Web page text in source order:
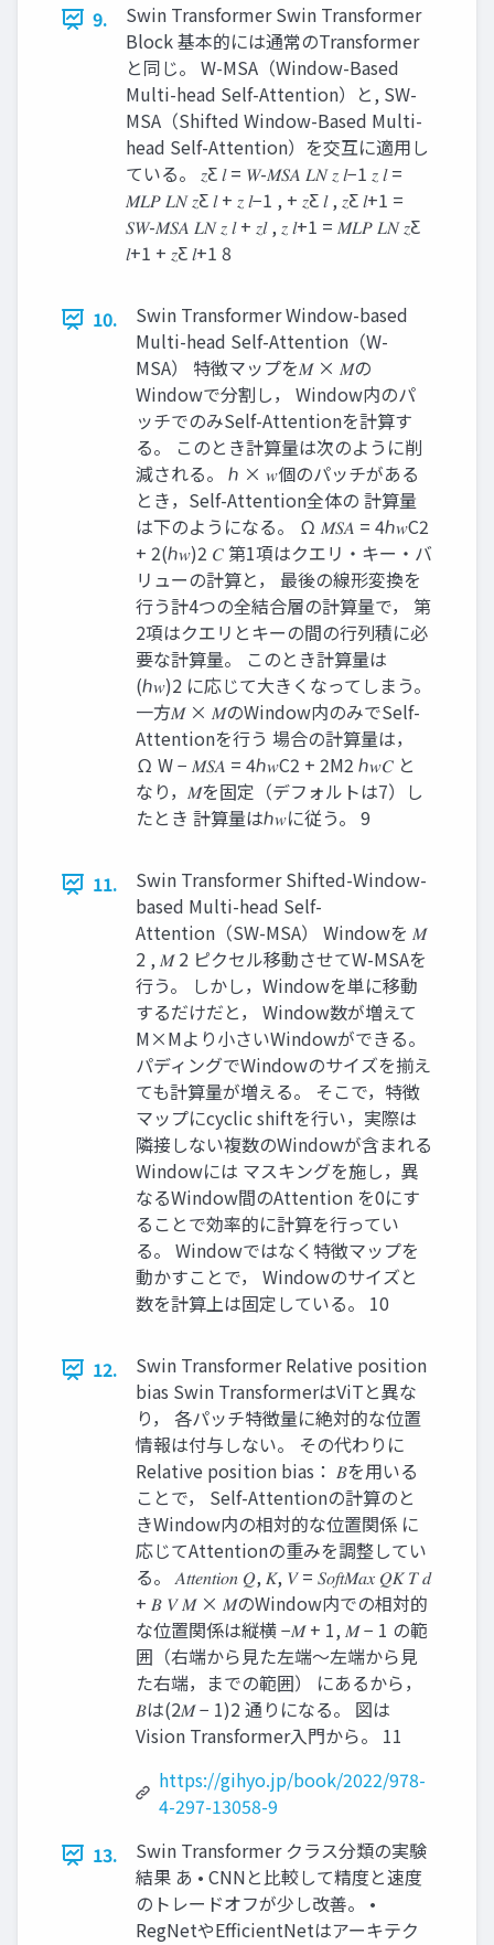
9.
Swin Transformer Swin Transformer
Block 基本的には通常のTransformer
と同じ。 W-MSA（Window-Based
Multi-head Self-Attention）と, SW-
MSA（Shifted Window-Based Multi-
head Self-Attention）を交互に適用し
ている。 𝑧Ƹ 𝑙 = 𝑊-𝑀𝑆𝐴 𝐿𝑁 𝑧 𝑙−1 𝑧 𝑙 =
𝑀𝐿𝑃 𝐿𝑁 𝑧Ƹ 𝑙 + 𝑧 𝑙−1 , + 𝑧Ƹ 𝑙 , 𝑧Ƹ 𝑙+1 =
𝑆𝑊-𝑀𝑆𝐴 𝐿𝑁 𝑧 𝑙 + 𝑧𝑙 , 𝑧 𝑙+1 = 𝑀𝐿𝑃 𝐿𝑁 𝑧Ƹ
𝑙+1 + 𝑧Ƹ 𝑙+1 8
10.
Swin Transformer Window-based
Multi-head Self-Attention（W-
MSA） 特徴マップを𝑀 × 𝑀の
Windowで分割し， Window内のパ
ッチでのみSelf-Attentionを計算す
る。 このとき計算量は次のように削
減される。 ℎ × 𝑤個のパッチがある
とき，Self-Attention全体の 計算量
は下のようになる。 Ω 𝑀𝑆𝐴 = 4ℎ𝑤C2
+ 2(ℎ𝑤)2 𝐶 第1項はクエリ・キー・バ
リューの計算と， 最後の線形変換を
行う計4つの全結合層の計算量で， 第
2項はクエリとキーの間の行列積に必
要な計算量。 このとき計算量は
(ℎ𝑤)2 に応じて大きくなってしまう。
一方𝑀 × 𝑀のWindow内のみでSelf-
Attentionを行う 場合の計算量は，
Ω W − 𝑀𝑆𝐴 = 4ℎ𝑤C2 + 2M2 ℎ𝑤𝐶 と
なり，𝑀を固定（デフォルトは7）し
たとき 計算量はℎ𝑤に従う。 9
11.
Swin Transformer Shifted-Window-
based Multi-head Self-
Attention（SW-MSA） Windowを 𝑀
2 , 𝑀 2 ピクセル移動させてW-MSAを
行う。 しかし，Windowを単に移動
するだけだと， Window数が増えて
M×Mより小さいWindowができる。
パディングでWindowのサイズを揃え
ても計算量が増える。 そこで，特徴
マップにcyclic shiftを行い，実際は
隣接しない複数のWindowが含まれる
Windowには マスキングを施し，異
なるWindow間のAttention を0にす
ることで効率的に計算を行ってい
る。 Windowではなく特徴マップを
動かすことで， Windowのサイズと
数を計算上は固定している。 10
12.
Swin Transformer Relative position
bias Swin TransformerはViTと異な
り， 各パッチ特徴量に絶対的な位置
情報は付与しない。 その代わりに
Relative position bias： 𝐵を用いる
ことで， Self-Attentionの計算のと
きWindow内の相対的な位置関係 に
応じてAttentionの重みを調整してい
る。 𝐴𝑡𝑡𝑒𝑛𝑡𝑖𝑜𝑛 𝑄, 𝐾, 𝑉 = 𝑆𝑜𝑓𝑡𝑀𝑎𝑥 𝑄𝐾 𝑇 𝑑
+ 𝐵 𝑉 𝑀 × 𝑀のWindow内での相対的
な位置関係は縦横 −𝑀 + 1, 𝑀 − 1 の範
囲（右端から見た左端～左端から見
た右端，までの範囲） にあるから，
𝐵は(2𝑀 − 1)2 通りになる。 図は
Vision Transformer入門から。 11
https://gihyo.jp/book/2022/978-
4-297-13058-9
13.
Swin Transformer クラス分類の実験
結果 あ • CNNと比較して精度と速度
のトレードオフが少し改善。 •
RegNetやEfficientNetはアーキテク